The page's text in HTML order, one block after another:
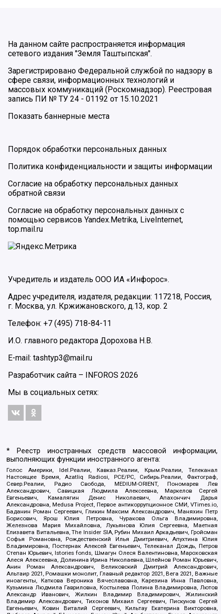
На данном сайте распространяется информация
сетевого издания "Земля Таштыпская".
Зарегистрировано Федеральной службой по надзору в
сфере связи, информационных технологий и
массовых коммуникаций (Роскомнадзор). Реестровая
запись ПИ № ТУ 24 - 01192 от 15.10.2021
Показать баннерные места
Порядок обработки персональных данных
Политика конфиденциальности и защиты информации
Согласие на обработку персональных данных
обратной связи
Согласие на обработку персональных данных с
помощью сервисов Yandex.Metrika, LiveInternet,
top.mail.ru
Учредитель и издатель ООО ИА «Инфорос».
Адрес учредителя, издателя, редакции: 117218, Россия,
г. Москва, ул. Кржижановского, д.13, кор. 2
Телефон: +7 (495) 718-84-11
И.О. главного редактора Дорохова Н.В.
E-mail: tashtyp3@mail.ru
Разработчик сайта – INFOROS 2026
Мы в социальных сетях:
* Реестр иностранных средств массовой информации,
выполняющих функции иностранного агента:
Голос Америки, Idel.Реалии, Кавказ.Реалии, Крым.Реалии, Телеканал
Настоящее Время, Azatliq Radiosi, PCE/PC, Сибирь.Реалии, Фактограф,
Север.Реалии, Радио Свобода, MEDIUM-ORIENT, Пономарев Лев
Александрович, Савицкая Людмила Алексеевна, Маркелов Сергей
Евгеньевич, Камалягин Денис Николаевич, Апахончич Дарья
Александровна, Medusa Project, Первое антикоррупционное СМИ, VTimes.io,
Баданин Роман Сергеевич, Гликин Максим Александрович, Маняхин Петр
Борисович, Ярош Юлия Петровна, Чуракова Ольга Владимировна,
Железнова Мария Михайловна, Лукьянова Юлия Сергеевна, Маетная
Елизавета Витальевна, The Insider SIA, Рубин Михаил Аркадьевич, Гройсман
Софья Романовна, Рождественский Илья Дмитриевич, Апухтина Юлия
Владимировна, Постернак Алексей Евгеньевич, Телеканал Дождь, Петров
Степан Юрьевич, Istories fonds, Шмагун Олеся Валентиновна, Мароховская
Алеся Алексеевна, Долинина Ирина Николаевна, Шлейнов Роман Юрьевич,
Анин Роман Александрович, Великовский Дмитрий Александрович,
Альтаир 2021, Ромашки монолит, Главный редактор 2021, Вега 2021, Важные
иноагенты, Каткова Вероника Вячеславовна, Карезина Инна Павловна,
Кузьмина Людмила Гавриловна, Костылева Полина Владимировна, Лютов
Александр Иванович, Жилкин Владимир Владимирович, Жилинский
Владимир Александрович, Тихонов Михаил Сергеевич, Пискунов Сергей
Евгеньевич, Ковин Виталий Сергеевич, Кильтау Екатерина Викторовна,